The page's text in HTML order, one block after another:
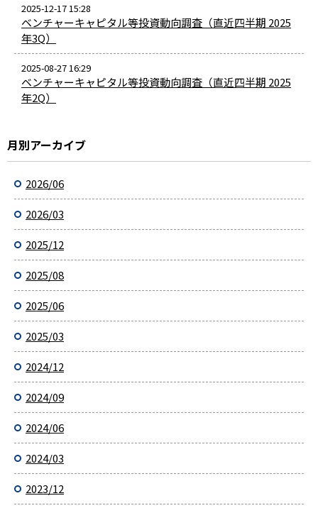
2025-12-17 15:28
ベンチャーキャピタル等投資動向調査（直近四半期 2025
年3Q）
2025-08-27 16:29
ベンチャーキャピタル等投資動向調査（直近四半期 2025
年2Q）
月別アーカイブ
2026/06
2026/03
2025/12
2025/08
2025/06
2025/03
2024/12
2024/09
2024/06
2024/03
2023/12